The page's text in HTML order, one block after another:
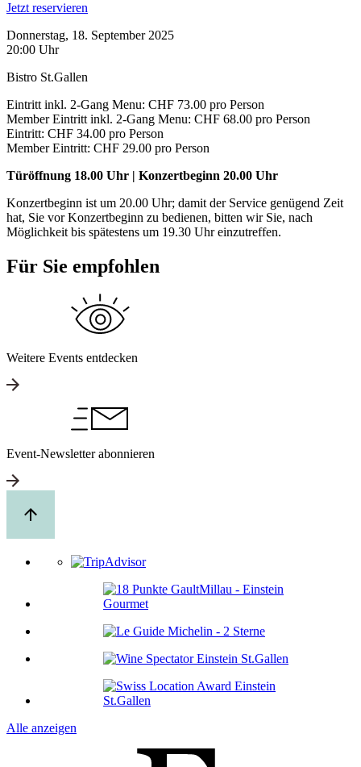
Jetzt reservieren
Donnerstag, 18. September 2025
20:00 Uhr
Bistro St.Gallen
Eintritt inkl. 2-Gang Menu: CHF 73.00 pro Person
Member Eintritt inkl. 2-Gang Menu: CHF 68.00 pro Person
Eintritt: CHF 34.00 pro Person
Member Eintritt: CHF 29.00 pro Person
Türöffnung 18.00 Uhr | Konzertbeginn 20.00 Uhr
Konzertbeginn ist um 20.00 Uhr; damit der Service genügend Zeit
hat, Sie vor Konzertbeginn zu bedienen, bitten wir Sie, nach
Möglichkeit bis spätestens um 19.30 Uhr einzutreffen.
Für Sie empfohlen
Weitere Events entdecken
Event-Newsletter abonnieren
Alle anzeigen